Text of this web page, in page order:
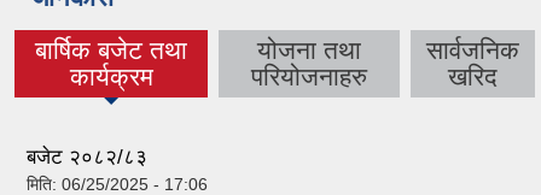
बार्षिक बजेट तथा
कार्यक्रम
(active tab)
योजना तथा
परियोजनाहरु
सार्वजनिक
खरिद
बजेट २०८२/८३
मिति: 06/25/2025 - 17:06